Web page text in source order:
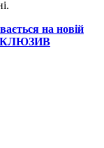
на новій